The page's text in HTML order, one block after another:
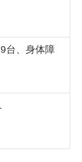
台、身体障